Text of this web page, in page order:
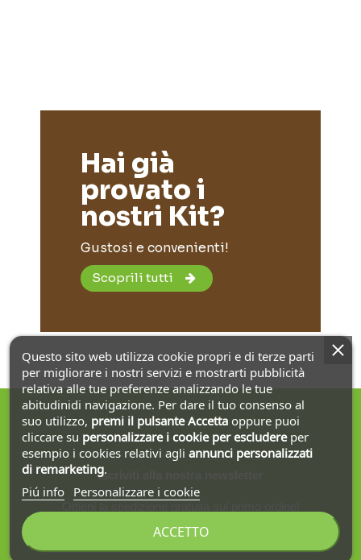
Hai già
provato i
nostri Kit?
Gustosi e convenienti!
Scoprili tutti
Iscriviti alla nostra newsletter
Questo sito web utilizza cookie propri e di terze parti
per migliorare i nostri servizi e mostrarti pubblicità
relativa alle tue preferenze analizzando le tue
abitudinidi navigazione. Per dare il tuo consenso al
suo utilizzo, premi il pulsante Accettaoppure puoi
cliccare su personalizzare i cookie per escludereper
esempio i cookies relativi agli annunci personalizzati
di remarketing.
Piú info
Personalizzare i cookie
ACCETTO